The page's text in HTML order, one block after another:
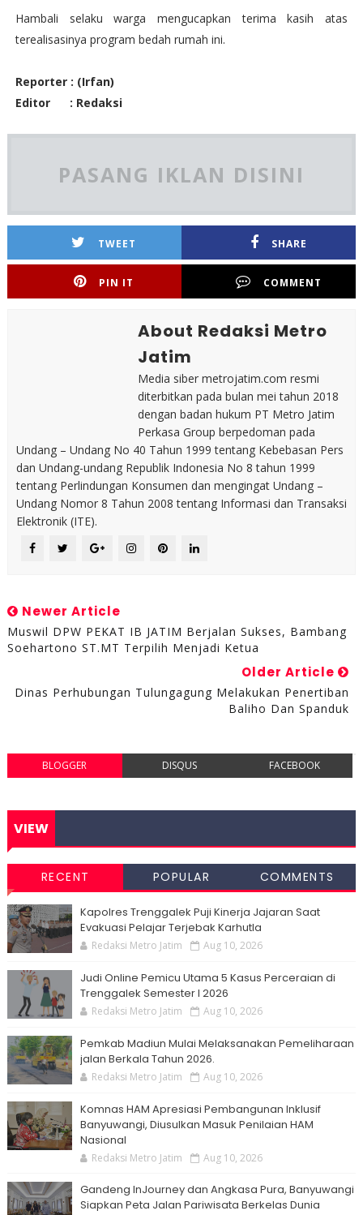
Hambali selaku warga mengucapkan terima kasih atas
terealisasinya program bedah rumah ini.
Reporter : (Irfan)
Editor : Redaksi
PASANG IKLAN DISINI
TWEET SHARE
PIN IT COMMENT
About Redaksi Metro
Jatim
Media siber metrojatim.com resmi
diterbitkan pada bulan mei tahun 2018
dengan badan hukum PT Metro Jatim
Perkasa Group berpedoman pada
Undang – Undang No 40 Tahun 1999 tentang Kebebasan Pers
dan Undang-undang Republik Indonesia No 8 tahun 1999
tentang Perlindungan Konsumen dan mengingat Undang –
Undang Nomor 8 Tahun 2008 tentang Informasi dan Transaksi
Elektronik (ITE).
Newer Article
Muswil DPW PEKAT IB JATIM Berjalan Sukses, Bambang
Soehartono ST.MT Terpilih Menjadi Ketua
Older Article
Dinas Perhubungan Tulungagung Melakukan Penertiban
Baliho Dan Spanduk
BLOGGER DISQUS FACEBOOK
VIEW
RECENT POPULAR COMMENTS
Kapolres Trenggalek Puji Kinerja Jajaran Saat
Evakuasi Pelajar Terjebak Karhutla
Redaksi Metro Jatim Aug 10, 2026
Judi Online Pemicu Utama 5 Kasus Perceraian di
Trenggalek Semester I 2026
Redaksi Metro Jatim Aug 10, 2026
Pemkab Madiun Mulai Melaksanakan Pemeliharaan
jalan Berkala Tahun 2026.
Redaksi Metro Jatim Aug 10, 2026
Komnas HAM Apresiasi Pembangunan Inklusif
Banyuwangi, Diusulkan Masuk Penilaian HAM
Nasional
Redaksi Metro Jatim Aug 10, 2026
Gandeng InJourney dan Angkasa Pura, Banyuwangi
Siapkan Peta Jalan Pariwisata Berkelas Dunia